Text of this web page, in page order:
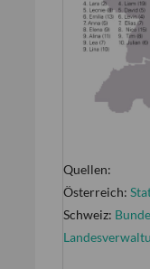
Quellen:
Österreich:
Schweiz: